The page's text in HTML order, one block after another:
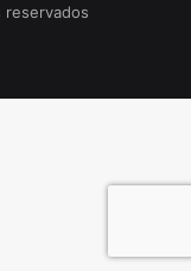
reservados